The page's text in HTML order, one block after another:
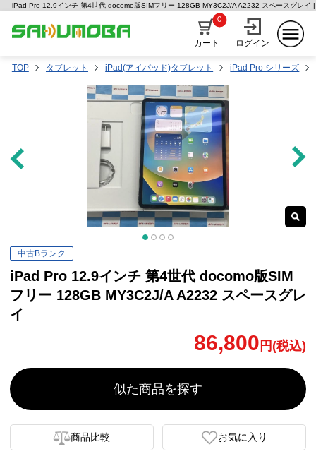
iPad Pro 12.9インチ 第4世代 docomo版SIMフリー 128GB MY3C2J/A A2232 スペースグレイ
カート
0
ログイン
TOP タブレット iPad(アイパッド)タブレット iPad Pro シリーズ
中古Bランク
iPad Pro 12.9インチ 第4世代 docomo版SIM
フリー 128GB MY3C2J/A A2232 スペースグレ
イ
86,800 円(税込)
似た商品を探す
商品比較 お気に入り